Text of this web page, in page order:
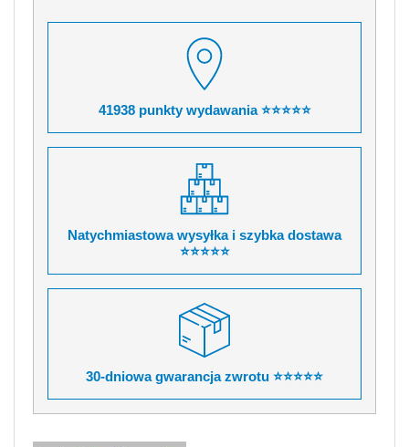
41938 punkty wydawania ⭐⭐⭐⭐⭐
Natychmiastowa wysyłka i szybka dostawa
⭐⭐⭐⭐⭐
30-dniowa gwarancja zwrotu ⭐⭐⭐⭐⭐